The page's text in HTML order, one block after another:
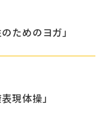
ためのヨガ」
現体操」